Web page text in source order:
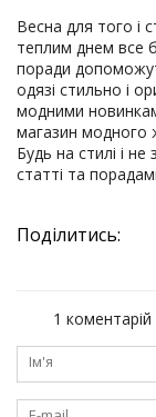
Весна для того і
теплим днем ​​все
поради
одязі стильно і
модними
магазин модного
Будь на стилі і
статті та
Поділитись:
1 коментарій